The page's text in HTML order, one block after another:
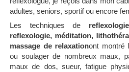
adultes, seniors, sportif ou encore
Les techniques de reflexologie
reflexologie, méditation,
massage de relaxationont montré
ou soulager de nombreux maux,
maux de dos, sueur, fatigue